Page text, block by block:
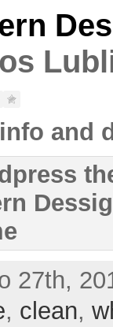
and
27th,
, clean,